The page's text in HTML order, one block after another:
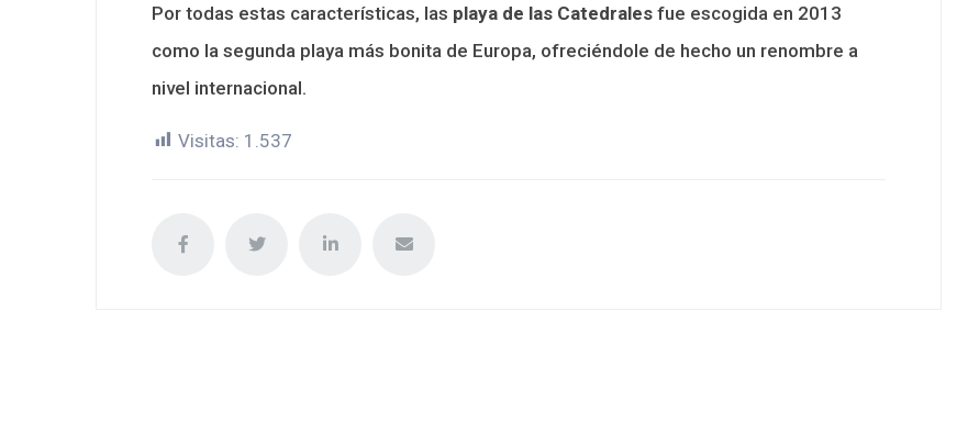
Por todas estas características, las playa de las Catedrales fue escogida en 2013
como la segunda playa más bonita de Europa, ofreciéndole de hecho un renombre a
nivel internacional.
Visitas: 1.537